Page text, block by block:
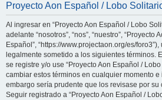
Proyecto Aon Español / Lobo
Al ingresar en “Proyecto Aon Español / Lobo
adelante “nosotros”, “nos”, “nuestro”,
Español”, “https://www.projectaon.org/es/
legalmente sometido a los siguientes términos.
se registre y/o use “Proyecto Aon Español /
cambiar estos términos en cualquier momento
embargo sería prudente que los revisase por
Seguir registrado a “Proyecto Aon Español /